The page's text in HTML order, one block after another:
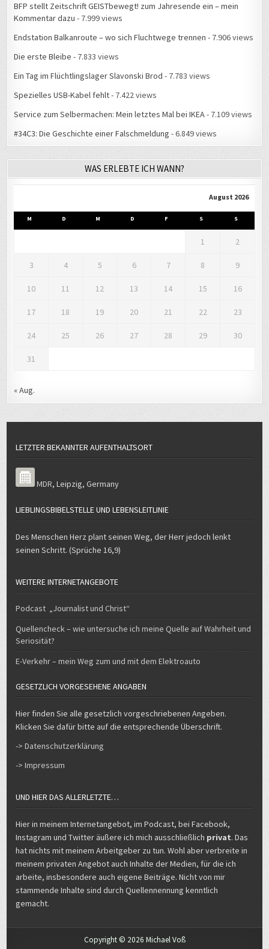
BFP stellt Zeitschrift GEISTbewegt! zum Jahresende ein – mein
Kommentar dazu - 7.999 views
Endstation Balkanroute – wo sich Fluchtwege trennen - 7.906 views
Die erste Bleibe - 7.833 views
Ein Tag im Flüchtlingslager Slavonski Brod - 7.783 views
Spezielles USB-Kabel fehlt- 7.422 views
Service zum Selbermachen: Mein letztes Mal bei IKEA- 7.109 views
#34C3: Die Geschichte einer Falschmeldung - 6.849 views
WAS ERLEBTE ICH WANN?
August 2026
M D M D F S S
1 2
3 4 5 6 7 8 9
10 11 12 13 14 15 16
17 18 19 20 21 22 23
24 25 26 27 28 29 30
31
« Aug.
LETZTER BEKANNTER AUFENTHALTSORT
MDR,Leipzig,Germany
LIEBLINGSBIBELSTELLE UND LEBENSLEITLINIE
Des Menschen Herz plant seinen Weg, der Herr jedoch lenkt
seinen Schritt. (Sprüche 16,9)
WEITERE INTERNETANGEBOTE
Podcast „Journalist und Christ“
Quellencheck – wie untersuche ich meine Quelle auf Wahrheit und
Seriosität?
E-Verkehr – mein Weg zum und mit dem Elektroauto
GESETZLICH VORGESEHENE ANGABEN
Hier finden Sie alle gesetzlich vorgeschriebenen Angeben.
Klicken Sie dafür bitte auf die entsprechende Überschrift.
-> Datenschutzerklärung
-> Impressum
UND HIER DAS ALLERLETZTE…
Hier in meinem Internetangebot, im Podcast, bei Facebook,
Instagram und Twitter äußere ich mich ausschließlich privat. Das
hat nichts mit meinem Arbeitgeber zu tun. Wohl aber verbreite in
meinem privaten Angebot auch Inhalte der Medien, für die ich
arbeite, insbesondere auch eigene Beiträge. Nicht von mir
stammende Inhalte sind durch Quellennennung kenntlich
gemacht.
Copyright © 2026 Michael Voß